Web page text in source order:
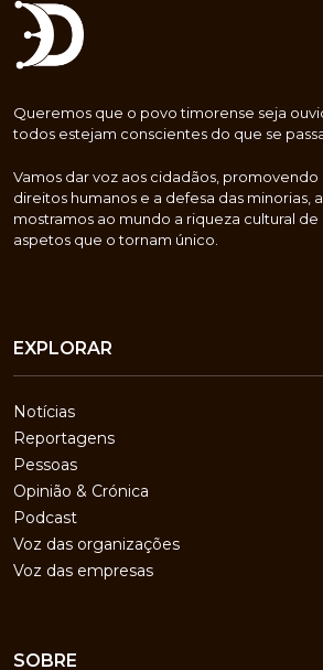
Queremos que o povo timorense seja
todos estejam conscientes do que se
Vamos dar voz aos cidadãos,
direitos humanos e a defesa das minorias,
mostramos ao mundo a riqueza cultural de
aspetos que o tornam único.
EXPLORAR
Notícias
Reportagens
Pessoas
Opinião & Crónica
Podcast
Voz das organizações
Voz das empresas
SOBRE